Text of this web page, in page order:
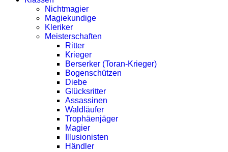
Nichtmagier
Magiekundige
Kleriker
Meisterschaften
Ritter
Krieger
Berserker (Toran-Krieger)
Bogenschützen
Diebe
Glücksritter
Assassinen
Waldläufer
Trophäenjäger
Magier
Illusionisten
Händler